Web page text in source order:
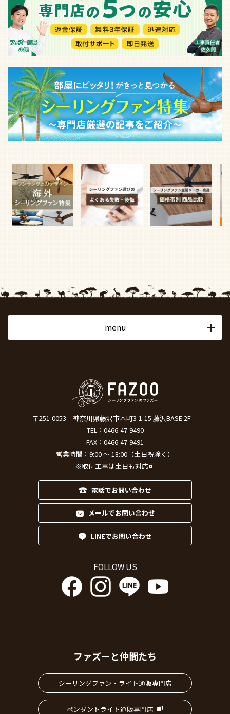
menu
〒251-0053
神奈川県藤沢市本町3-1-15 藤沢BASE 2F
TEL： 0466-47-9490
FAX：0466-47-9491
営業時間：9:00 ～ 18:00（土日祝除く）
※取付工事は土日も対応可
電話でお問い合わせ
メールでお問い合わせ
LINEでお問い合わせ
FOLLOW US
ファズーと仲間たち
シーリングファン・ライト通販専門店
ペンダントライト通販専門店